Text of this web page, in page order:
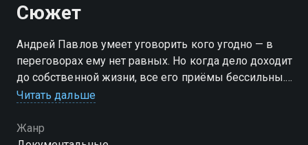
Сюжет
Андрей Павлов умеет уговорить кого угодно — в
переговорах ему нет равных. Но когда дело доходит
до собственной жизни, все его приёмы бессильны.
«Медиатор» — это не просто драма, а глубокий
поступков, за которые никто не готов нести
Читать дальше
Жанр